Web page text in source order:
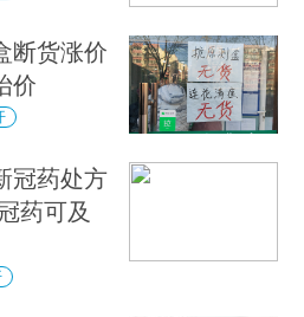
断货涨价
价
冠药处方
药可及